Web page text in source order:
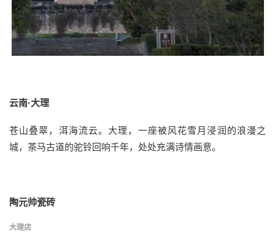
云南·大理
苍山叠翠，洱海流云。大理，一座被风花雪月浸润的浪漫之
城，茶马古道的驼铃回响千年，处处充满诗情画意。
陶元帅瓷砖
大理店